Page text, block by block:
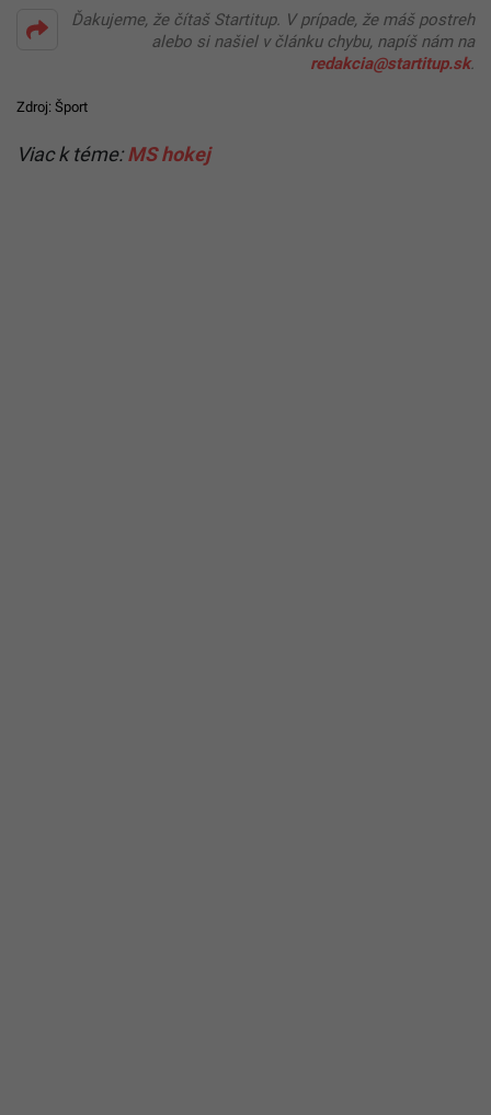
Ďakujeme, že čítaš Startitup. V prípade, že máš postreh
alebo si našiel v článku chybu, napíš nám na
redakcia@startitup.sk.
Zdroj: Šport
Viac k téme:MS hokej